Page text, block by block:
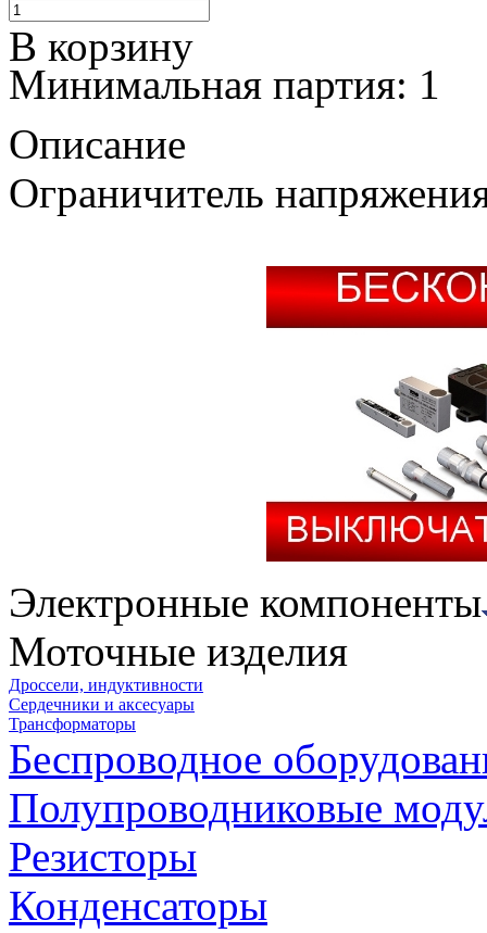
В корзину
Минимальная партия: 1
Описание
Ограничитель
Электронные компоненты
Моточные изделия
Дроссели, индуктивности
Сердечники и аксесуары
Трансформаторы
Беспроводное
Полупроводниковые
Резисторы
Конденсаторы